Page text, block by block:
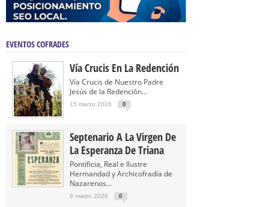
EVENTOS COFRADES
Vía Crucis En La Redención
Vía Crucis de Nuestro Padre
Jesús de la Redención...
15 marzo 2026 0
Septenario A La Virgen De
La Esperanza De Triana
Pontificia, Real e Ilustre
Hermandad y Archicofradía de
Nazarenos...
8 marzo 2026 0